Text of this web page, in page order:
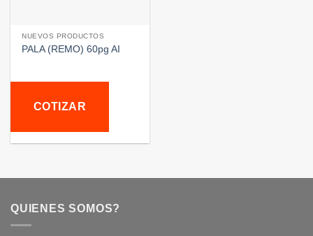
NUEVOS PRODUCTOS
PALA (REMO) 60pg AI
COTIZAR
QUIENES SOMOS?